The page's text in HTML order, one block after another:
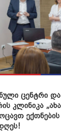
ცენტრი
კლინიკა
ექთნების